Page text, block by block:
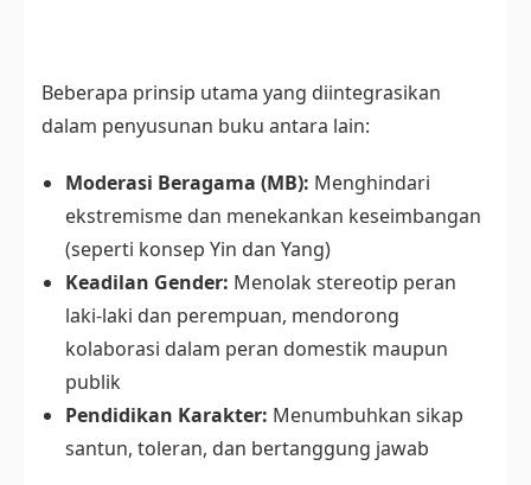
Beberapa prinsip utama yang diintegrasikan
dalam penyusunan buku antara lain:
Moderasi Beragama (MB): Menghindari
ekstremisme dan menekankan keseimbangan
(seperti konsep Yin dan Yang)
Keadilan Gender: Menolak stereotip peran
laki-laki dan perempuan, mendorong
kolaborasi dalam peran domestik maupun
publik
Pendidikan Karakter: Menumbuhkan sikap
santun, toleran, dan bertanggung jawab